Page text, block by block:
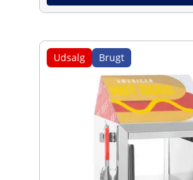
Udsalg Brugt